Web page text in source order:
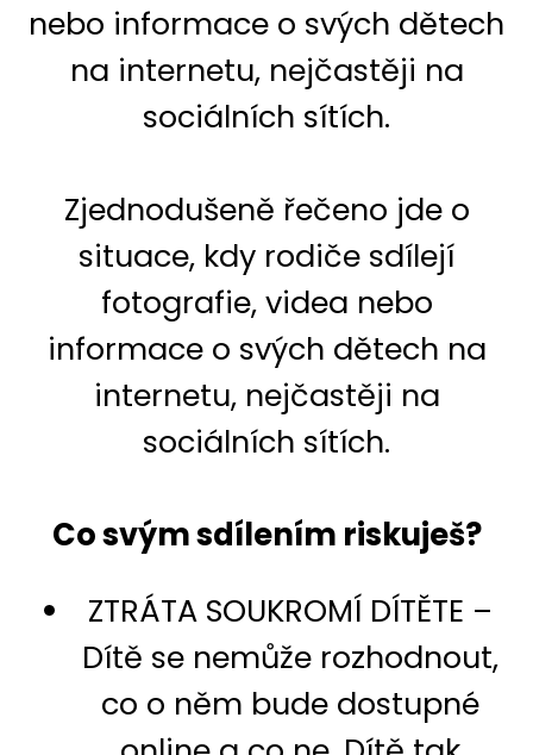
nebo informace o svých dětech
na internetu, nejčastěji na
sociálních sítích.
Zjednodušeně řečeno jde o
situace, kdy rodiče sdílejí
fotografie, videa nebo
informace o svých dětech na
internetu, nejčastěji na
sociálních sítích.
Co svým sdílením riskuješ?
ZTRÁTA SOUKROMÍ DÍTĚTE –
Dítě se nemůže rozhodnout,
co o něm bude dostupné